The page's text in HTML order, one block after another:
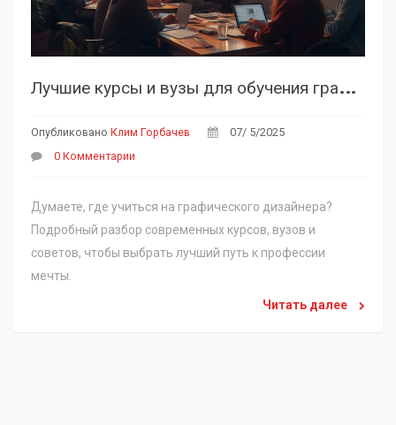
Л
учшие курсы и вузы для обучения графическому дизайну в 2025 году
Опубликовано Клим Горбачев
07/ 5/2025
0 Комментарии
Думаете, где учиться на графического дизайнера?
Подробный разбор современных курсов, вузов и
советов, чтобы выбрать лучший путь к профессии
мечты.
Читать далее